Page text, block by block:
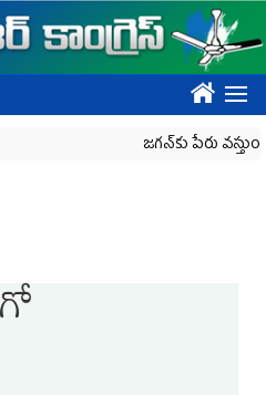
????
జగన్‌కు పేరు